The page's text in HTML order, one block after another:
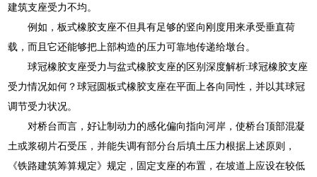
建筑支座受力不均。
例如，板式橡胶支座不但具有足够的竖向刚度用来承受垂直荷
载，而且它还能够把上部构造的压力可靠地传递给墩台。
球冠橡胶支座受力与盆式橡胶支座的区别深度解析:球冠橡胶支座
受力情况如何？球冠圆板式橡胶支座在平面上各向同性，并以其球冠
调节受力状况。
对桥台而言，好让制动力的感化偏向指向河岸，使桥台顶部混凝
土或浆砌片石受压，并能失调有部分台后填土压力根据上述原则，
《铁路建筑筹算规定》规定，固定支座的布置，在坡道上应设在较低